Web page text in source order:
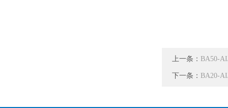
上一条： BA50-
下一条： BA20-